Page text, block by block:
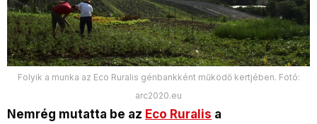
Folyik a munka az Eco Ruralis génbankként működő kertjében. Fotó:
arc2020.eu
Nemrég mutatta be az Eco Ruralis a